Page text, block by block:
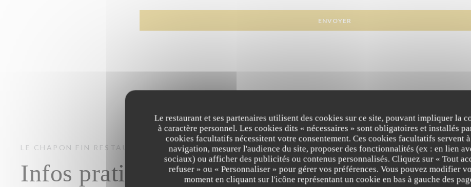
Le restaurant et ses partenaires utilisent des cookies sur ce site, pouvant impliquer la
à caractère personnel. Les cookies dits « nécessaires » sont obligatoires et installés
cookies facultatifs nécessitent votre consentement. Ces cookies facultatifs servent
navigation, mesurer l'audience du site, proposer des fonctionnalités (ex : en lien
sociaux) ou afficher des publicités ou contenus personnalisés. Cliquez sur « Tout
refuser » ou « Personnaliser » pour gérer vos préférences. Vous pouvez modifier
moment en cliquant sur l'icône représentant un cookie en bas à gauche des
LE CHAPON FIN RESTAURANT GASTRONOMIQUE BORDEAUX
Infos pratiques Le Chapon Fin